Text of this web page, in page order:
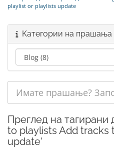
playlist or playlists update
Категории на прашања
Преглед на
to playlists Add tracks
update'